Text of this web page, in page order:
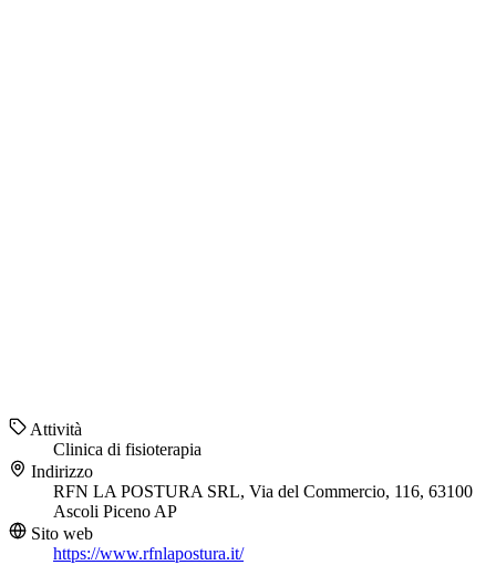
Attività
Clinica di fisioterapia
Indirizzo
RFN LA POSTURA SRL, Via del Commercio, 116, 63100
Ascoli Piceno AP
Sito web
https://www.rfnlapostura.it/